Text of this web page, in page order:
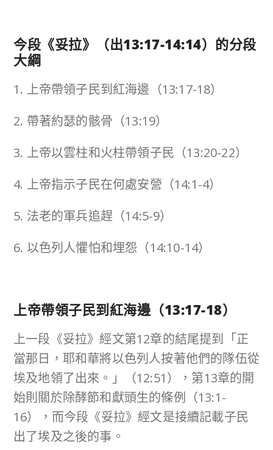
今段《妥拉》（出13:17-14:14）的分段
大綱
1. 上帝帶領子民到紅海邊（13:17-18）
2. 帶著約瑟的骸骨（13:19）
3. 上帝以雲柱和火柱帶領子民（13:20-22）
4. 上帝指示子民在何處安營（14:1-4）
5. 法老的軍兵追趕（14:5-9）
6. 以色列人懼怕和埋怨（14:10-14）
上帝帶領子民到紅海邊（13:17-18）
上一段《妥拉》經文第12章的結尾提到「正
當那日，耶和華將以色列人按著他們的隊伍從
埃及地領了出來。」（12:51），第13章的開
始則關於除酵節和獻頭生的條例（13:1-
16），而今段《妥拉》經文是接續記載子民
出了埃及之後的事。